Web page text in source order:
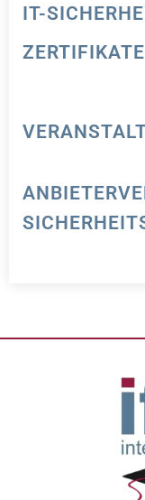
IT-